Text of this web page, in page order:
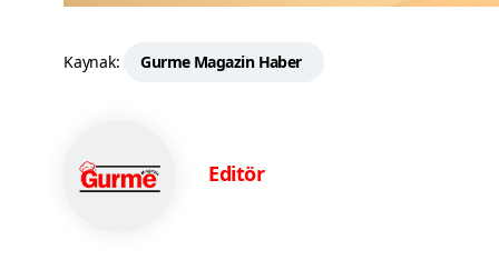
Kaynak: Gurme Magazin Haber
Editör